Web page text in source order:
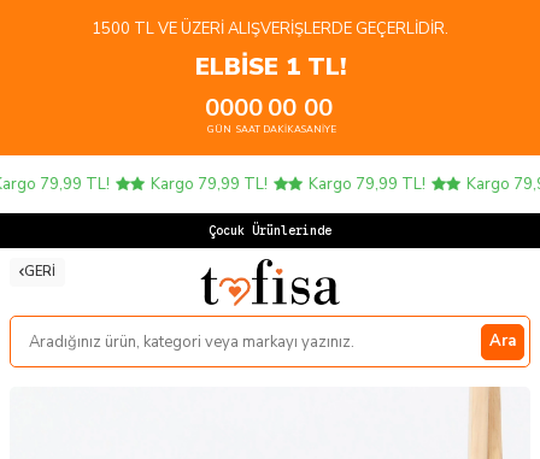
1500 TL VE ÜZERI ALIŞVERIŞLERDE GEÇERLIDIR.
ELBİSE 1 TL!
00
GÜN
00
SAAT
00
DAKIKA
00
SANIYE
79,99 TL! Kargo 79,99 TL! Kargo 79,99 TL! Kargo
Çocuk Ürünlerinde 4
GERI
Ara